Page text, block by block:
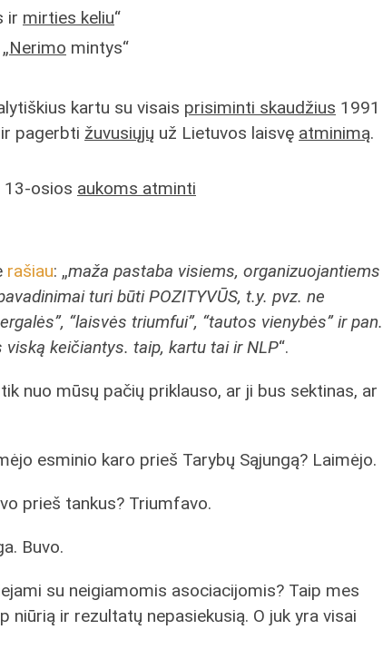
ir mirties keliu“
Nerimo mintys“
kartu su visais prisiminti skaudžius 1991
pagerbti žuvusiųjų už Lietuvos laisvę atminimą.
13-osios aukoms atminti
rašiau: „maža pastaba visiems, organizuojantiems
turi būti POZITYVŪS, t.y. pvz. ne
“laisvės triumfui”, “tautos vienybės” ir pan.
keičiantys. taip, kartu tai ir NLP“.
nuo mūsų pačių priklauso, ar ji bus sektinas, ar
esminio karo prieš Tarybų Sąjungą? Laimėjo.
prieš tankus? Triumfavo.
Buvo.
su neigiamomis asociacijomis? Taip mes
niūrią ir rezultatų nepasiekusią. O juk yra visai